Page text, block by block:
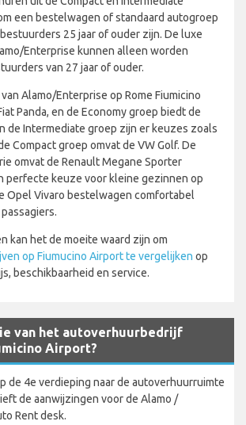
een bestelwagen of standaard autogroep
25 jaar of ouder zijn. De luxe
Enterprise kunnen alleen worden
van 27 jaar of ouder.
Alamo/Enterprise op Rome Fiumicino
Panda, en de Economy groep biedt de
de Intermediate groep zijn er keuzes zoals
Compact groep omvat de VW Golf. De
omvat de Renault Megane Sporter
perfecte keuze voor kleine gezinnen op
Opel Vivaro bestelwagen comfortabel
kan het de moeite waard zijn om
op Fiumucino Airport te vergelijken op
beschikbaarheid en service.
van het autoverhuurbedrijf
Airport?
de 4e verdieping naar de autoverhuurruimte
de aanwijzingen voor de Alamo /
Rent desk.